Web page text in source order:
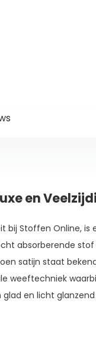
en
bij Stoffen Online,
absorberende
satijn staat
weeftechniek
en licht